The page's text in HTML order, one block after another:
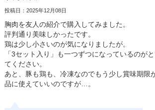
投稿日：2025年12月08日
胸肉を友人の紹介で購入してみました。
評判通り美味しかったです。
鶏は少し小さいのが気になりましたが。
「3セット入り」も一つずつになっているのが
てください。
あと、豚も鶏も、冷凍なのでもう少し賞味期限
品に使えていいのですが…。